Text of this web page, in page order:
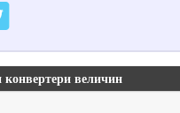
конвертери величин